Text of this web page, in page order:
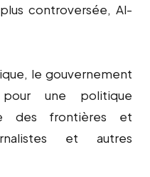
controversée, Al-
le gouvernement
une politique
des frontières et
et autres